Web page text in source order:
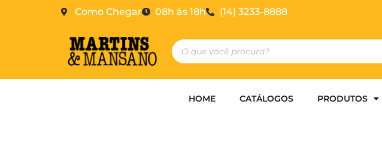
Como Chegar 08h às 18h (14) 3233-8888
HOME CATÁLOGOS PRODUTOS